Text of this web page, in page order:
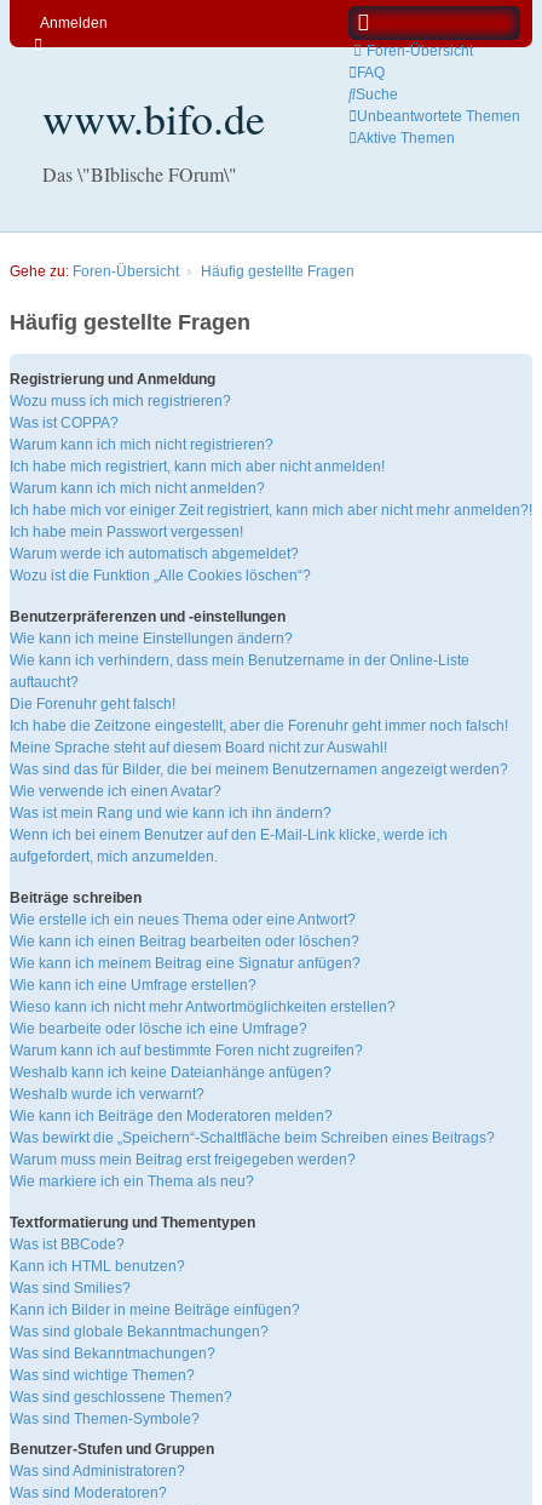
Foren-Übersicht
FAQ
Suche
Unbeantwortete Themen
Aktive Themen
Anmelden
www.bifo.de
Das \"BIblische FOrum\"
Gehe zu: Foren-Übersicht Häufig gestellte Fragen
Häufig gestellte Fragen
Registrierung und Anmeldung
Wozu muss ich mich registrieren?
Was ist COPPA?
Warum kann ich mich nicht registrieren?
Ich habe mich registriert, kann mich aber nicht anmelden!
Warum kann ich mich nicht anmelden?
Ich habe mich vor einiger Zeit registriert, kann mich aber nicht mehr anmelden?!
Ich habe mein Passwort vergessen!
Warum werde ich automatisch abgemeldet?
Wozu ist die Funktion „Alle Cookies löschen“?
Benutzerpräferenzen und -einstellungen
Wie kann ich meine Einstellungen ändern?
Wie kann ich verhindern, dass mein Benutzername in der Online-Liste
auftaucht?
Die Forenuhr geht falsch!
Ich habe die Zeitzone eingestellt, aber die Forenuhr geht immer noch falsch!
Meine Sprache steht auf diesem Board nicht zur Auswahl!
Was sind das für Bilder, die bei meinem Benutzernamen angezeigt werden?
Wie verwende ich einen Avatar?
Was ist mein Rang und wie kann ich ihn ändern?
Wenn ich bei einem Benutzer auf den E-Mail-Link klicke, werde ich
aufgefordert, mich anzumelden.
Beiträge schreiben
Wie erstelle ich ein neues Thema oder eine Antwort?
Wie kann ich einen Beitrag bearbeiten oder löschen?
Wie kann ich meinem Beitrag eine Signatur anfügen?
Wie kann ich eine Umfrage erstellen?
Wieso kann ich nicht mehr Antwortmöglichkeiten erstellen?
Wie bearbeite oder lösche ich eine Umfrage?
Warum kann ich auf bestimmte Foren nicht zugreifen?
Weshalb kann ich keine Dateianhänge anfügen?
Weshalb wurde ich verwarnt?
Wie kann ich Beiträge den Moderatoren melden?
Was bewirkt die „Speichern“-Schaltfläche beim Schreiben eines Beitrags?
Warum muss mein Beitrag erst freigegeben werden?
Wie markiere ich ein Thema als neu?
Textformatierung und Thementypen
Was ist BBCode?
Kann ich HTML benutzen?
Was sind Smilies?
Kann ich Bilder in meine Beiträge einfügen?
Was sind globale Bekanntmachungen?
Was sind Bekanntmachungen?
Was sind wichtige Themen?
Was sind geschlossene Themen?
Was sind Themen-Symbole?
Benutzer-Stufen und Gruppen
Was sind Administratoren?
Was sind Moderatoren?